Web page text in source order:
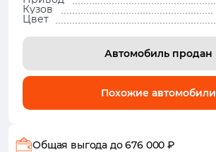
Кузов
Цвет
Автомобиль продан
Похожие автомобили
Общая выгода до 676 000 ₽